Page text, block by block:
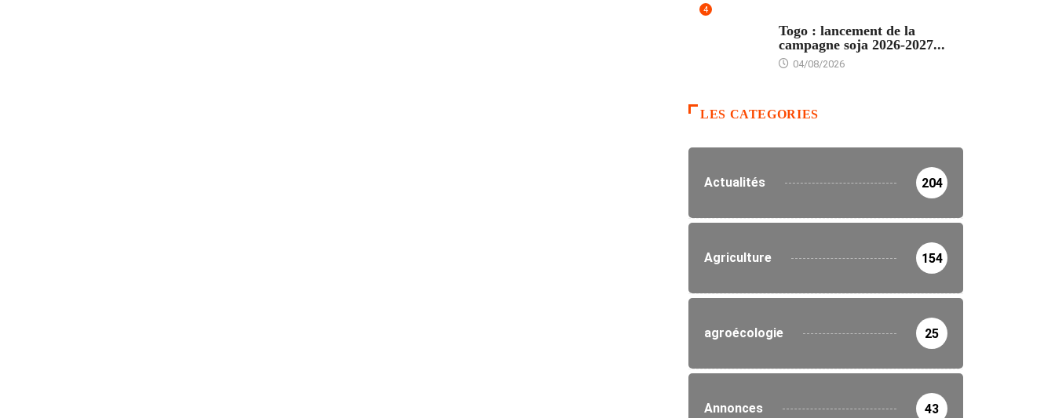
4
Togo : lancement de la
campagne soja 2026-2027...
04/08/2026
LES CATEGORIES
Actualités 204
Agriculture 154
agroécologie 25
Annonces 43